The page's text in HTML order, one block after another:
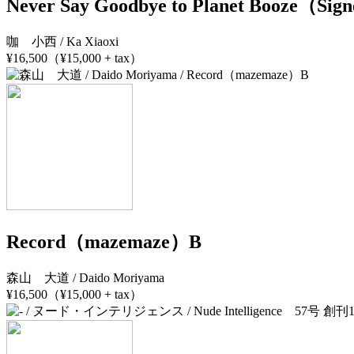
Never Say Goodbye to Planet Booze（
咖 小西 / Ka Xiaoxi
¥16,500（¥15,000 + tax）
Record（mazemaze）B
森山 大道 / Daido Moriyama
¥16,500（¥15,000 + tax）